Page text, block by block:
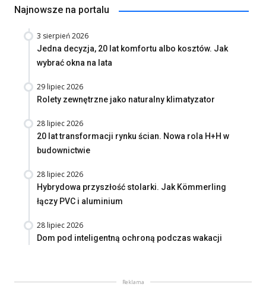
Najnowsze na portalu
3 sierpień 2026
Jedna decyzja, 20 lat komfortu albo kosztów. Jak
wybrać okna na lata
29 lipiec 2026
Rolety zewnętrzne jako naturalny klimatyzator
28 lipiec 2026
20 lat transformacji rynku ścian. Nowa rola H+H w
budownictwie
28 lipiec 2026
Hybrydowa przyszłość stolarki. Jak Kömmerling
łączy PVC i aluminium
28 lipiec 2026
Dom pod inteligentną ochroną podczas wakacji
Reklama